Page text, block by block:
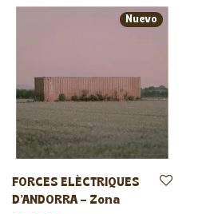
Nuevo
FORCES ELÈCTRIQUES
D’ANDORRA – Zona